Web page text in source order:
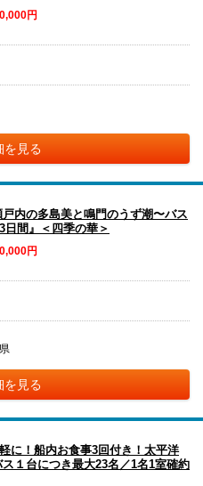
円
を見る
内の多島美と鳴門のうず潮〜バス
日間』＜四季の華＞
円
を見る
に！船内お食事3回付き！太平洋
１台につき最大23名／1名1室確約